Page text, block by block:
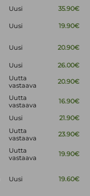
Uusi
35.90€
Uusi 19.90€
Uusi 20.90€
Uusi 26.00€
Uutta
vastaava
20.90€
Uutta
vastaava
16.90€
Uusi 21.90€
Uutta
vastaava
23.90€
Uutta
vastaava
19.90€
Uusi 19.60€